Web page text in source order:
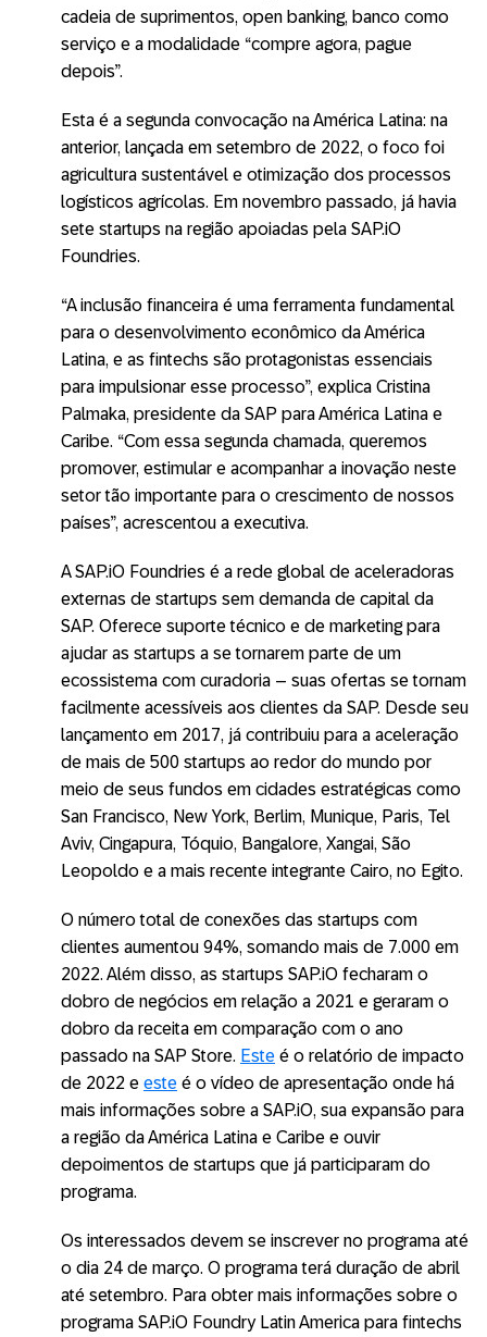
cadeia de suprimentos, open banking, banco como
serviço e a modalidade “compre agora, pague
depois”.
Esta é a segunda convocação na América Latina: na
anterior, lançada em setembro de 2022, o foco foi
agricultura sustentável e otimização dos processos
logísticos agrícolas. Em novembro passado, já havia
sete startups na região apoiadas pela SAP.iO
Foundries.
“A inclusão financeira é uma ferramenta fundamental
para o desenvolvimento econômico da América
Latina, e as fintechs são protagonistas essenciais
para impulsionar esse processo”, explica Cristina
Palmaka, presidente da SAP para América Latina e
Caribe. “Com essa segunda chamada, queremos
promover, estimular e acompanhar a inovação neste
setor tão importante para o crescimento de nossos
países”, acrescentou a executiva.
A SAP.iO Foundries é a rede global de aceleradoras
externas de startups sem demanda de capital da
SAP. Oferece suporte técnico e de marketing para
ajudar as startups a se tornarem parte de um
ecossistema com curadoria – suas ofertas se tornam
facilmente acessíveis aos clientes da SAP. Desde seu
lançamento em 2017, já contribuiu para a aceleração
de mais de 500 startups ao redor do mundo por
meio de seus fundos em cidades estratégicas como
San Francisco, New York, Berlim, Munique, Paris, Tel
Aviv, Cingapura, Tóquio, Bangalore, Xangai, São
Leopoldo e a mais recente integrante Cairo, no Egito.
O número total de conexões das startups com
clientes aumentou 94%, somando mais de 7.000 em
2022. Além disso, as startups SAP.iO fecharam o
dobro de negócios em relação a 2021 e geraram o
dobro da receita em comparação com o ano
passado na SAP Store. Este é o relatório de impacto
de 2022 e este é o vídeo de apresentação onde há
mais informações sobre a SAP.iO, sua expansão para
a região da América Latina e Caribe e ouvir
depoimentos de startups que já participaram do
programa.
Os interessados devem se inscrever no programa até
o dia 24 de março. O programa terá duração de abril
até setembro. Para obter mais informações sobre o
programa SAP.iO Foundry Latin America para fintechs